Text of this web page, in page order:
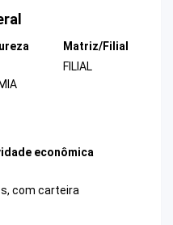
Matriz/Filial
FILIAL
econômica
com carteira